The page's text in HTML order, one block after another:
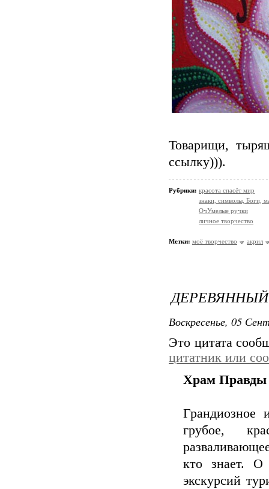
Товарищи,
ссылку))).
Рубрики: красота спасёт мир
знаки, символы, Боги,
ОчУмелые ручки
личное творчество
Метки: моё творчество акрил
Воскресенье, 05
Это цитата
цитатник или
Храм Правды
Грандиозное
грубое,
кто знает. О
экскурсий